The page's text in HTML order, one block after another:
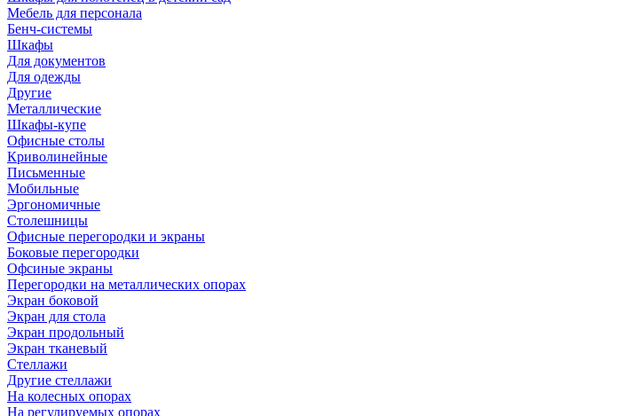
Мебель для персонала
Бенч-системы
Шкафы
Для документов
Для одежды
Другие
Металлические
Шкафы-купе
Офисные столы
Криволинейные
Письменные
Мобильные
Эргономичные
Столешницы
Офисные перегородки и экраны
Боковые перегородки
Офсиные экраны
Перегородки на металлических опорах
Экран боковой
Экран для стола
Экран продольный
Экран тканевый
Стеллажи
Другие стеллажи
На колесных опорах
На регулируемых опорах